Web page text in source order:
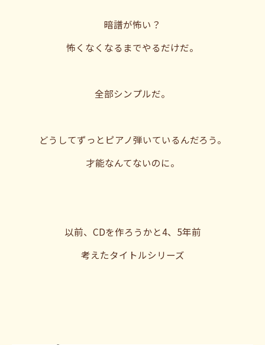
暗譜が怖い？
怖くなくなるまでやるだけだ。
全部シンプルだ。
どうしてずっとピアノ弾いているんだろう。
才能なんてないのに。
以前、CDを作ろうかと4、5年前
考えたタイトルシリーズ